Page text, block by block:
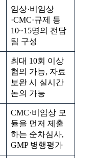
임상·비임상
·CMC·규제 등
10~15명의 전담
팀 구성
최대 10회 이상
협의 가능, 자료
보완 시 실시간
논의 가능
CMC·비임상 모
듈을 먼저 제출
하는 순차심사,
GMP 병행평가